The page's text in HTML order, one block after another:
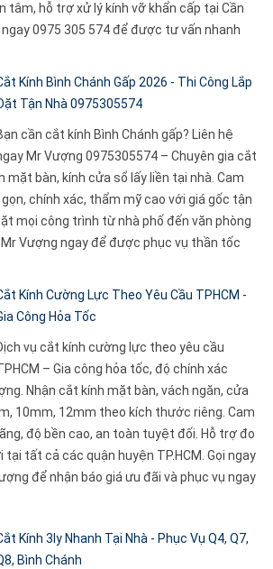
tâm, hỗ trợ xử lý kính vỡ khẩn cấp tại Cần
ngay 0975 305 574 để được tư vấn nhanh
Kính Bình Chánh Gấp 2026 - Thi Công Lắp
Tận Nhà 0975305574
cần cắt kính Bình Chánh gấp? Liên hệ
Mr Vượng 0975305574 – Chuyên gia cắt
mặt bàn, kính cửa sổ lấy liền tại nhà. Cam
chính xác, thẩm mỹ cao với giá gốc tận
mọi công trình từ nhà phố đến văn phòng
Mr Vượng ngay để được phục vụ thần tốc
Kính Cường Lực Theo Yêu Cầu TPHCM -
Công Hỏa Tốc
vụ cắt kính cường lực theo yêu cầu
– Gia công hỏa tốc, độ chính xác
Nhận cắt kính mặt bàn, vách ngăn, cửa
10mm, 12mm theo kích thước riêng. Cam
độ bền cao, an toàn tuyệt đối. Hỗ trợ đo
tất cả các quận huyện TP.HCM. Gọi ngay
để nhận báo giá ưu đãi và phục vụ ngay
Kính 3ly Nhanh Tại Nhà - Phục Vụ Q4, Q7,
Bình Chánh